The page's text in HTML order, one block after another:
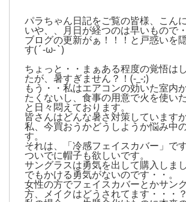
パラちゃん日記をご覧の皆様、こん
いや、、月日が経つのは早いもので・
ブログの更新がぁ！！！と戸惑いを
す(´-ω-`)
ちょっと・・まぁある程度の覚悟は
たが、暑すぎません？！(-_-;)
もう・・私はエアコンの効いた室内
たくないし、食事の用意で火を使い
と日々悶えております。
皆さんはどんな暑さ対策しています
私、今買おうかどうしようか悩み中
す。
それは、「冷感フェイスカバー」です
ついでに帽子も欲しいです。
サングラスは勇気を出して購入しまし
でもかける勇気がないのです・・。
女性の方でフェイスカバーとかサン
方、メイクはどうされてます・・・？